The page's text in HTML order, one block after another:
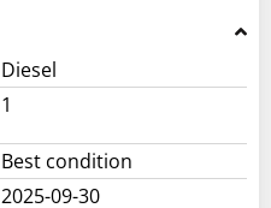
Diesel
1
Best condition
2025-09-30